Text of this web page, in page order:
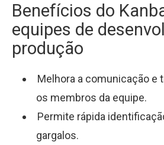
Benefícios do
equipes de
produção
Melhora a comunicação e
os membros da equipe.
Permite rápida
gargalos.